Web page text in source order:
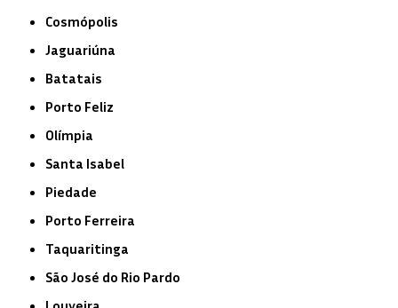
Cosmópolis
Jaguariúna
Batatais
Porto Feliz
Olímpia
Santa Isabel
Piedade
Porto Ferreira
Taquaritinga
São José do Rio Pardo